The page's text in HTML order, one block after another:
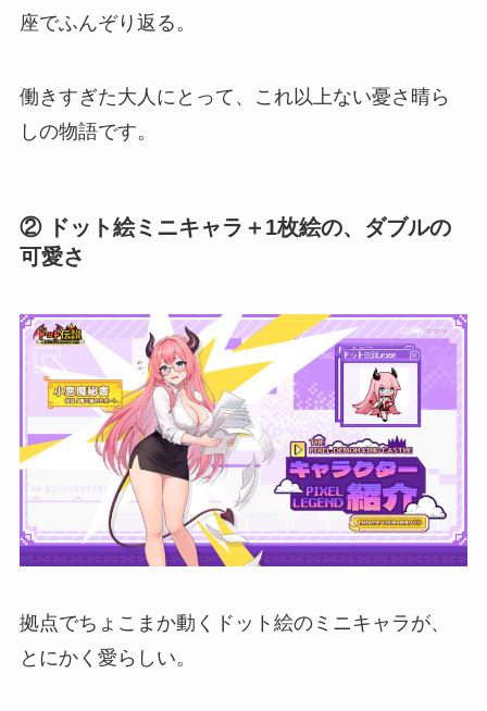
座でふんぞり返る。
働きすぎた大人にとって、これ以上ない憂さ晴ら
しの物語です。
② ドット絵ミニキャラ＋1枚絵の、ダブルの
可愛さ
拠点でちょこまか動くドット絵のミニキャラが、
とにかく愛らしい。